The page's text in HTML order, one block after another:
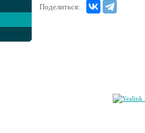
Поделиться: